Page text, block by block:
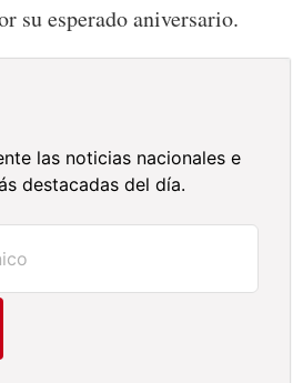
su esperado aniversario.
las noticias nacionales e
destacadas del día.